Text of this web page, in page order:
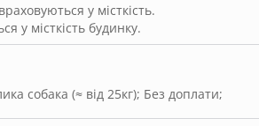
собака (≈ від 25кг); Без доплати;
у місткість.
у місткість будинку.